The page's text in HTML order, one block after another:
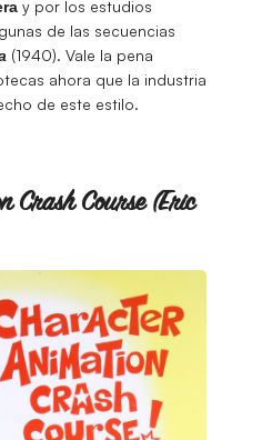
y por los estudios
de las secuencias
(1940). Vale la pena
ahora que la industria
de este estilo.
Crash Course (Eric